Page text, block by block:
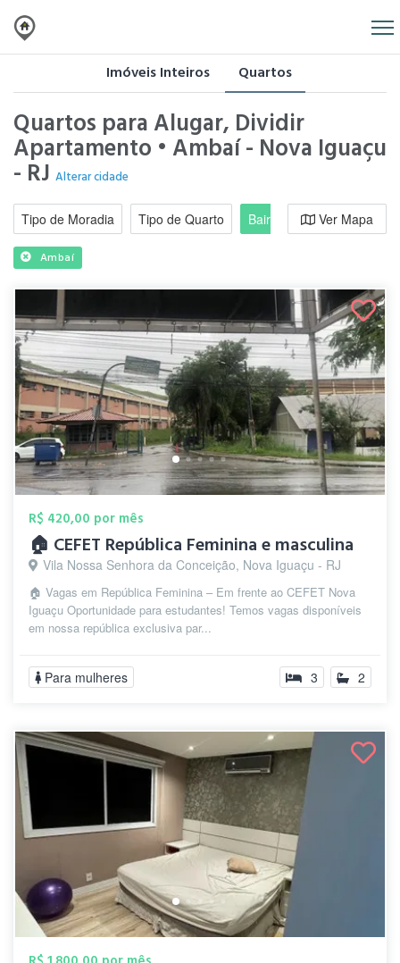
Imóveis Inteiros Quartos
Quartos para Alugar, Dividir
Apartamento • Ambaí - Nova Iguaçu
- RJ Alterar cidade
Tipo de Moradia Tipo de Quarto Bairro / RegiãoVer Mapa
Ambaí
R$ 420,00 por mês
🏠 CEFET República Feminina e masculina
Vila Nossa Senhora da Conceição, Nova Iguaçu - RJ
🏠 Vagas em República Feminina – Em frente ao CEFET Nova
Iguaçu Oportunidade para estudantes! Temos vagas disponíveis
em nossa república exclusiva par...
Para mulheres 3 2